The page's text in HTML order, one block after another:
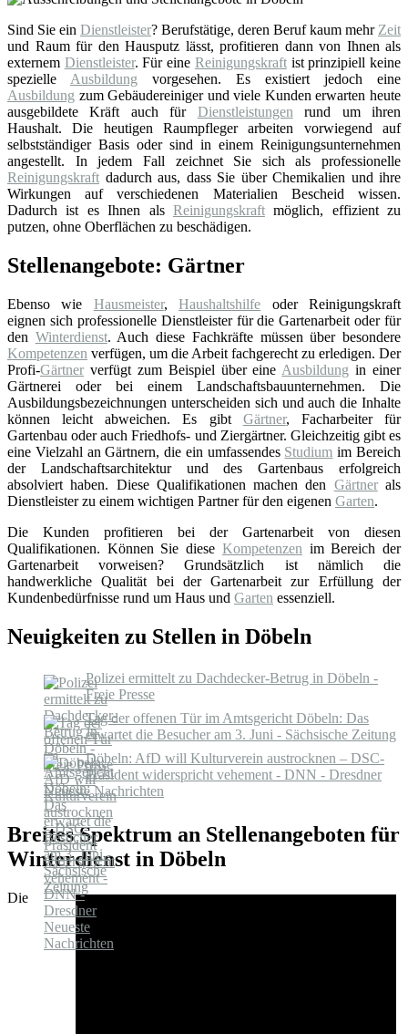
Sind Sie ein Dienstleister? Berufstätige, deren Beruf kaum mehr Zeit
und Raum für den Hausputz lässt, profitieren dann von Ihnen als
externem Dienstleister. Für eine Reinigungskraftist prinzipiell keine
spezielle Ausbildung vorgesehen. Es existiert jedoch eine
Ausbildung zum Gebäudereiniger und viele Kunden erwarten heute
ausgebildete Kräft auch für Dienstleistungen rund um ihren
Haushalt. Die heutigen Raumpfleger arbeiten vorwiegend auf
selbstständiger Basis oder sind in einem Reinigungsunternehmen
angestellt. In jedem Fall zeichnet Sie sich als professionelle
Reinigungskraft dadurch aus, dass Sie über Chemikalien und ihre
Wirkungen auf verschiedenen Materialien Bescheid wissen.
Dadurch ist es Ihnen als Reinigungskraftmöglich, effizient zu
putzen, ohne Oberflächen zu beschädigen.
Stellenangebote: Gärtner
Ebenso wie Hausmeister,Haushaltshilfe oder Reinigungskraft
eignen sich professionelle Dienstleister für die Gartenarbeit oder für
den Winterdienst. Auch diese Fachkräfte müssen über besondere
Kompetenzen verfügen, um die Arbeit fachgerecht zu erledigen. Der
Profi-Gärtner verfügt zum Beispiel über eine Ausbildung in einer
Gärtnerei oder bei einem Landschaftsbauunternehmen. Die
Ausbildungsbezeichnungen unterscheiden sich und auch die Inhalte
können leicht abweichen. Es gibt Gärtner, Facharbeiter für
Gartenbau oder auch Friedhofs- und Ziergärtner. Gleichzeitig gibt es
eine Vielzahl an Gärtnern, die ein umfassendes Studium im Bereich
der Landschaftsarchitektur und des Gartenbaus erfolgreich
absolviert haben. Diese Qualifikationen machen den Gärtnerals
Dienstleister zu einem wichtigen Partner für den eigenen Garten.
Die Kunden profitieren bei der Gartenarbeit von diesen
Qualifikationen. Können Sie diese Kompetenzen im Bereich der
Gartenarbeit vorweisen? Grundsätzlich ist nämlich die
handwerkliche Qualität bei der Gartenarbeit zur Erfüllung der
Kundenbedürfnisse rund um Haus und Garten essenziell.
Neuigkeiten zu Stellen in Döbeln
Polizei ermittelt zu Dachdecker-Betrug in Döbeln -
Freie Presse
Tag der offenen Tür im Amtsgericht Döbeln: Das
erwartet die Besucher am 3. Juni - Sächsische Zeitung
Döbeln: AfD will Kulturverein austrocknen – DSC-
Präsident widerspricht vehement - DNN - Dresdner
Neueste Nachrichten
Breites Spektrum an Stellenangeboten für
Winterdienst in Döbeln
Die